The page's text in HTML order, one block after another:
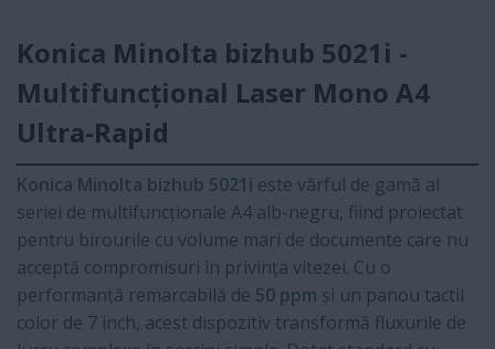
Konica Minolta bizhub 5021i -
Multifuncțional Laser Mono A4
Ultra-Rapid
Konica Minolta bizhub 5021i este vârful de gamă al
seriei de multifuncționale A4 alb-negru, fiind proiectat
pentru birourile cu volume mari de documente care nu
acceptă compromisuri în privința vitezei. Cu o
performanță remarcabilă de 50 ppm și un panou tactil
color de 7 inch, acest dispozitiv transformă fluxurile de